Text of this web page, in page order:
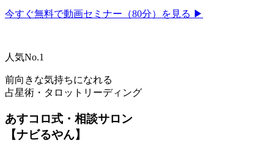
今すぐ無料で動画セミナー（80分）を見る ▶
人気No.1
前向きな気持ちになれる
占星術・タロットリーディング
あすコロ式・相談サロン
【ナビるやん】